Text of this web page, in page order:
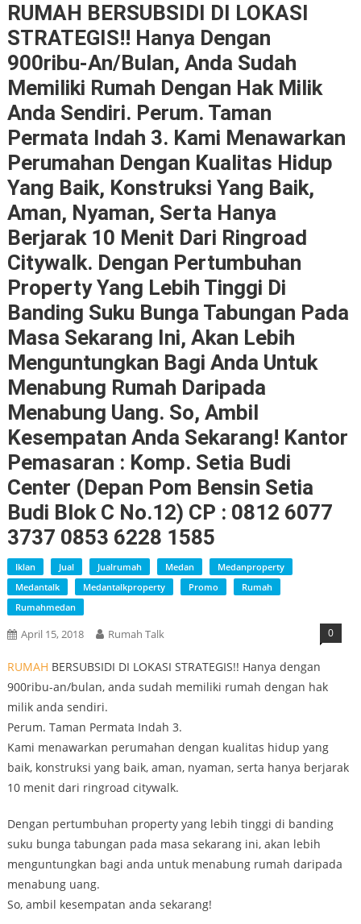
RUMAH BERSUBSIDI DI LOKASI
STRATEGIS!! Hanya Dengan
900ribu-An/bulan, Anda Sudah
Memiliki Rumah Dengan Hak Milik
Anda Sendiri. Perum. Taman
Permata Indah 3. Kami Menawarkan
Perumahan Dengan Kualitas Hidup
Yang Baik, Konstruksi Yang Baik,
Aman, Nyaman, Serta Hanya
Berjarak 10 Menit Dari Ringroad
Citywalk. Dengan Pertumbuhan
Property Yang Lebih Tinggi Di
Banding Suku Bunga Tabungan Pada
Masa Sekarang Ini, Akan Lebih
Menguntungkan Bagi Anda Untuk
Menabung Rumah Daripada
Menabung Uang. So, Ambil
Kesempatan Anda Sekarang! Kantor
Pemasaran : Komp. Setia Budi
Center (Depan Pom Bensin Setia
Budi Blok C No.12) CP : 0812 6077
3737 0853 6228 1585
Iklan Jual Jualrumah Medan
Medanproperty
Medantalk
Medantalkproperty Promo
Rumah
Rumahmedan
April 15, 2018 Rumah Talk 0
RUMAH BERSUBSIDI DI LOKASI STRATEGIS!! Hanya dengan
900ribu-an/bulan, anda sudah memiliki rumah dengan hak
milik anda sendiri.
Perum. Taman Permata Indah 3.
Kami menawarkan perumahan dengan kualitas hidup yang
baik, konstruksi yang baik, aman, nyaman, serta hanya berjarak
10 menit dari ringroad citywalk.
Dengan pertumbuhan property yang lebih tinggi di banding
suku bunga tabungan pada masa sekarang ini, akan lebih
menguntungkan bagi anda untuk menabung rumah daripada
menabung uang.
So, ambil kesempatan anda sekarang!